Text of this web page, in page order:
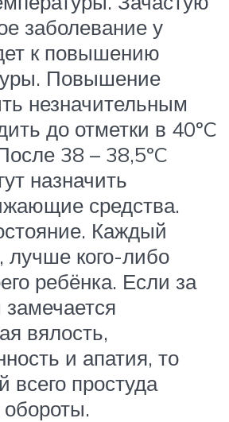
заболевание у
к повышению
Повышение
незначительным
до отметки в 40ºC
38 – 38,5ºC
назначить
средства.
Каждый
лучше кого-либо
ребёнка. Если за
вялость,
и апатия, то
всего простуда